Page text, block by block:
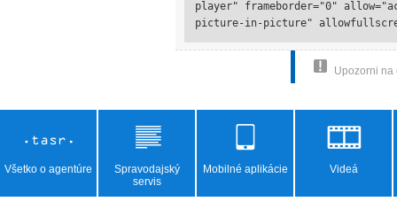
player" frameborder="0"
picture-in-picture"
Upozorni na
Všetko o agentúre
Spravodajský
servis
Mobilné aplikácie Videá